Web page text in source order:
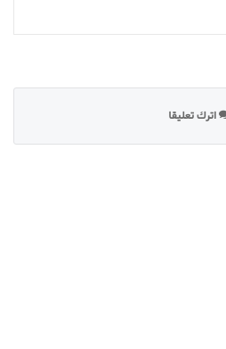
اترك تعليقا